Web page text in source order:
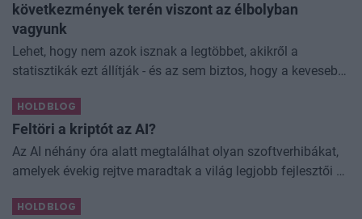
következmények terén viszont az élbolyban
vagyunk
Lehet, hogy nem azok isznak a legtöbbet, akikről a
statisztikák ezt állítják - és az sem biztos, hogy a kevesebb
Kevesebb alkoholt iszunk
HOLDBLOG
Feltöri a kriptót az AI?
Az AI néhány óra alatt megtalálhat olyan szoftverhibákat,
amelyek évekig rejtve maradtak a világ legjobb fejlesztői és
különösen nagy...
HOLDBLOG